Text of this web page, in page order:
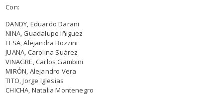
Con:
DANDY, Eduardo Darani
NINA, Guadalupe Iñiguez
ELSA, Alejandra Bozzini
JUANA, Carolina Suárez
VINAGRE, Carlos Gambini
MIRÓN, Alejandro Vera
TITO, Jorge Iglesias
CHICHA, Natalia Montenegro